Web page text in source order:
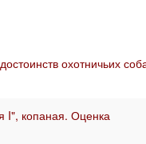
охотничьих
I", копаная. Оценка